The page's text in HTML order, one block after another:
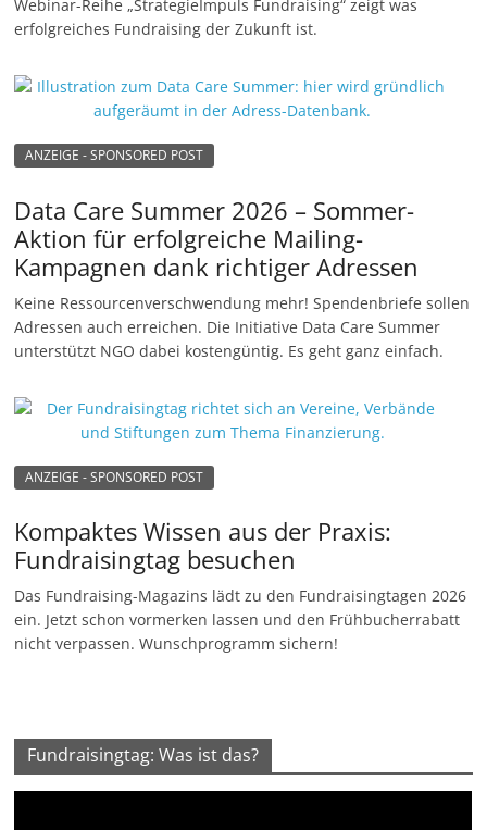
Webinar-Reihe „StrategieImpuls Fundraising“ zeigt was
erfolgreiches Fundraising der Zukunft ist.
ANZEIGE - SPONSORED POST
Data Care Summer 2026 – Sommer-
Aktion für erfolgreiche Mailing-
Kampagnen dank richtiger Adressen
Keine Ressourcenverschwendung mehr! Spendenbriefe sollen
Adressen auch erreichen. Die Initiative Data Care Summer
unterstützt NGO dabei kostengüntig. Es geht ganz einfach.
ANZEIGE - SPONSORED POST
Kompaktes Wissen aus der Praxis:
Fundraisingtag besuchen
Das Fundraising-Magazins lädt zu den Fundraisingtagen 2026
ein. Jetzt schon vormerken lassen und den Frühbucherrabatt
nicht verpassen. Wunschprogramm sichern!
Fundraisingtag: Was ist das?